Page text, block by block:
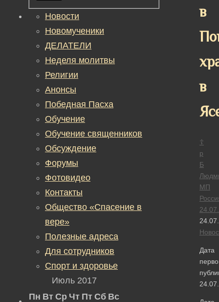
в
в
☦
р
Б
МП
Дата
Новости
Новомученики
ДЕЛАТЕЛИ
Неделя молитвы
Религии
Анонсы
Победная Пасха
Обучение
Обучение священников
Обсуждение
Форумы
Фотовидео
Контакты
Общество «Спасение в
вере»
Полезные адреса
Для сотрудников
Спорт и здоровье
Июль 2017
Пн Вт Ср Чт Пт Сб Вс